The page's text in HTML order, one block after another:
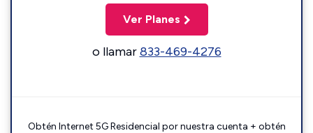
Ver Planes
o llamar833-469-4276
Obtén Internet 5G Residencial por nuestra cuenta + obtén